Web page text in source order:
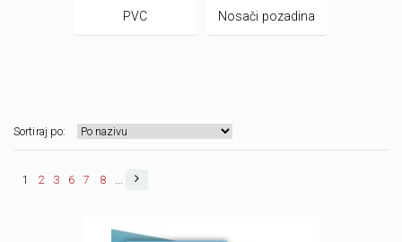
PVC Nosači pozadina
Sortiraj po:
1 2 3 6 7 8